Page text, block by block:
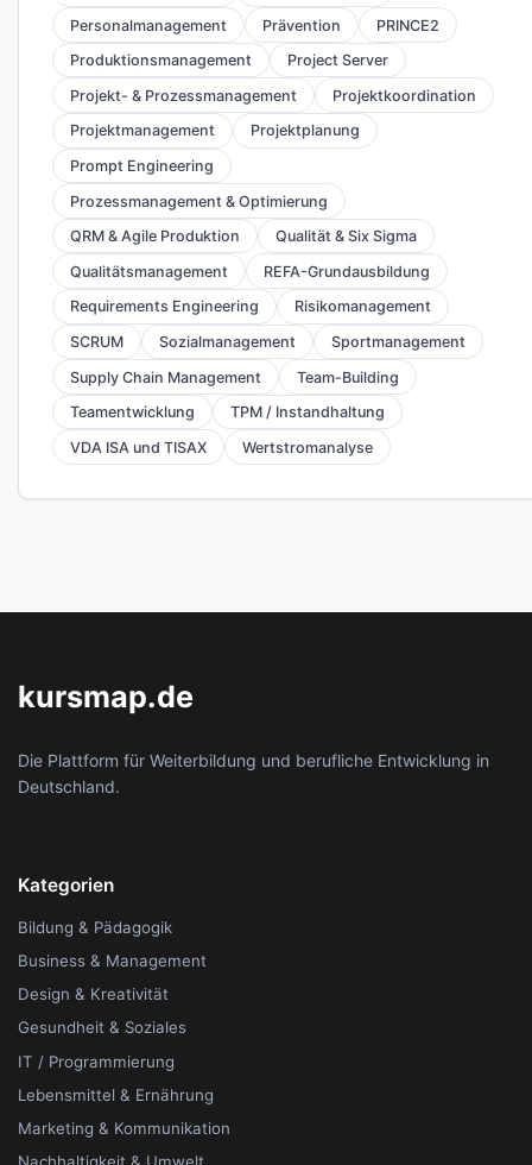
Personalmanagement Prävention
PRINCE2
Produktionsmanagement
Project Server
Projekt- & Prozessmanagement
Projektkoordination
Projektmanagement
Projektplanung
Prompt Engineering
Prozessmanagement & Optimierung
QRM & Agile Produktion
Qualität & Six Sigma
Qualitätsmanagement
REFA-Grundausbildung
Requirements Engineering
Risikomanagement
SCRUM
Sozialmanagement
Sportmanagement
Supply Chain Management
Team-Building
Teamentwicklung
TPM / Instandhaltung
VDA ISA und TISAX
Wertstromanalyse
kursmap.de
Die Plattform für Weiterbildung und berufliche Entwicklung in
Deutschland.
Kategorien
Bildung & Pädagogik
Business & Management
Design & Kreativität
Gesundheit & Soziales
IT / Programmierung
Lebensmittel & Ernährung
Marketing & Kommunikation